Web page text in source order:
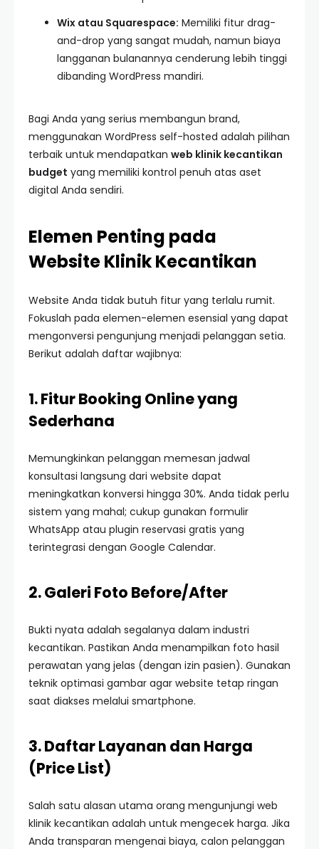
Wix atau Squarespace: Memiliki fitur drag-
and-drop yang sangat mudah, namun biaya
langganan bulanannya cenderung lebih tinggi
dibanding WordPress mandiri.
Bagi Anda yang serius membangun brand,
menggunakan WordPress self-hosted adalah pilihan
terbaik untuk mendapatkan web klinik kecantikan
budget yang memiliki kontrol penuh atas aset
digital Anda sendiri.
Elemen Penting pada
Website Klinik Kecantikan
Website Anda tidak butuh fitur yang terlalu rumit.
Fokuslah pada elemen-elemen esensial yang dapat
mengonversi pengunjung menjadi pelanggan setia.
Berikut adalah daftar wajibnya:
1. Fitur Booking Online yang
Sederhana
Memungkinkan pelanggan memesan jadwal
konsultasi langsung dari website dapat
meningkatkan konversi hingga 30%. Anda tidak perlu
sistem yang mahal; cukup gunakan formulir
WhatsApp atau plugin reservasi gratis yang
terintegrasi dengan Google Calendar.
2. Galeri Foto Before/After
Bukti nyata adalah segalanya dalam industri
kecantikan. Pastikan Anda menampilkan foto hasil
perawatan yang jelas (dengan izin pasien). Gunakan
teknik optimasi gambar agar website tetap ringan
saat diakses melalui smartphone.
3. Daftar Layanan dan Harga
(Price List)
Salah satu alasan utama orang mengunjungi web
klinik kecantikan adalah untuk mengecek harga. Jika
Anda transparan mengenai biaya, calon pelanggan